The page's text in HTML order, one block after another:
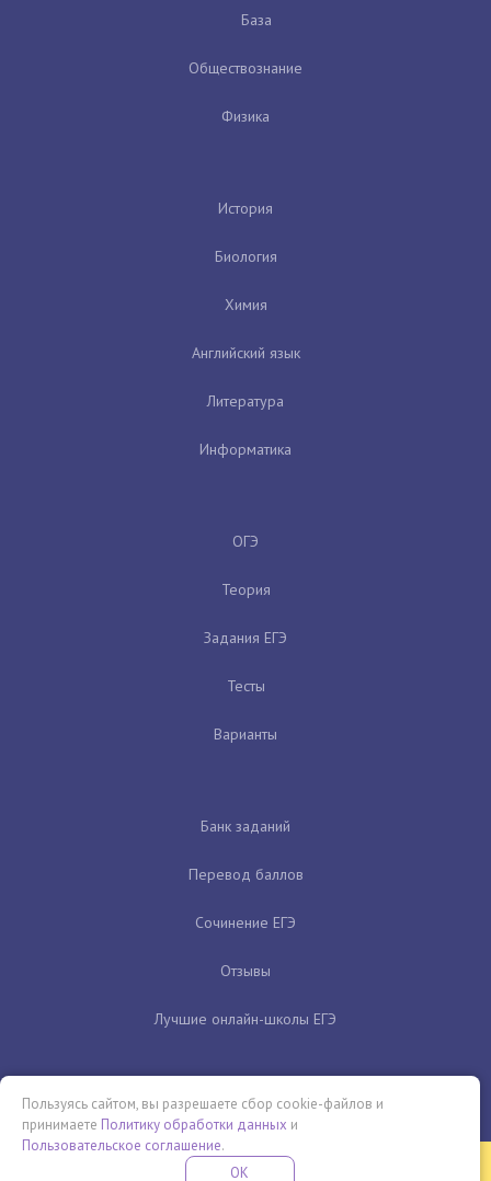
База
Обществознание
Физика
История
Биология
Химия
Английский язык
Литература
Информатика
ОГЭ
Теория
Задания ЕГЭ
Тесты
Варианты
Банк заданий
Перевод баллов
Сочинение ЕГЭ
Отзывы
Лучшие онлайн-школы ЕГЭ
Бесплатная летняя школа
Пользуясь сайтом, вы разрешаете сбор cookie-файлов и
принимаете Политику обработки данных и
Пользовательское соглашение.
OK